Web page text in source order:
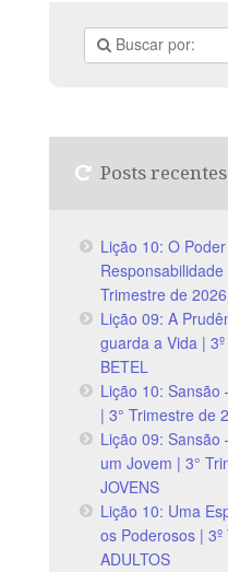
Posts recentes
Lição 10: O
Trimestre de
Lição 09: A
guarda a Vida |
BETEL
Lição 10: Sansão
| 3° Trimestre de
Lição 09: Sansão
um Jovem | 3°
JOVENS
Lição 10: Uma
os Poderosos |
ADULTOS